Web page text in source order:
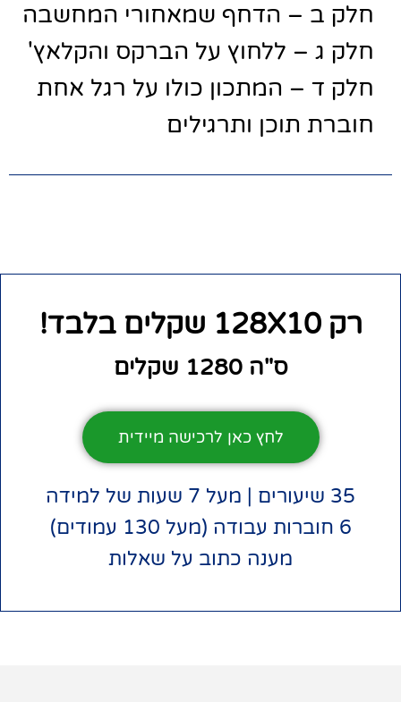
חלק ב – הדחף שמאחורי המחשבה
חלק ג – ללחוץ על הברקס והקלאץ'
חלק ד – המתכון כולו על רגל אחת
חוברת תוכן ותרגילים
רק 128X10 שקלים בלבד!
ס"ה 1280 שקלים
לחץ כאן לרכישה מיידית
35 שיעורים | מעל 7 שעות של למידה
6 חוברות עבודה (מעל 130 עמודים)
מענה כתוב על שאלות